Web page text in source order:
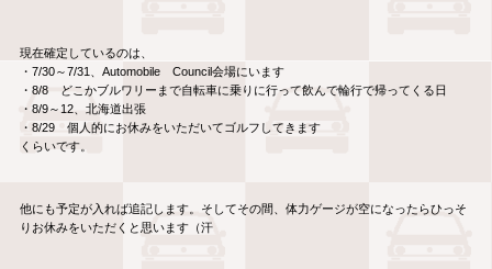
現在確定しているのは、
・7/30～7/31、Automobile Council会場にいます
・8/8 どこかブルワリーまで自転車に乗りに行って飲んで輪行で帰ってくる日
・8/9～12、北海道出張
・8/29 個人的にお休みをいただいてゴルフしてきます
くらいです。
他にも予定が入れば追記します。そしてその間、体力ゲージが空になったらひっそ
りお休みをいただくと思います（汗